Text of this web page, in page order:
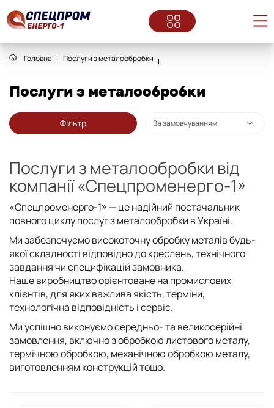
Головна Послуги з металообробки
Послуги з металообробки
Фільтр
Послуги з металообробки від
компанії «Спецпроменерго-1»
«Спецпроменерго-1» — це надійний постачальник
повного циклу послуг з металообробки в Україні.
Ми забезпечуємо високоточну обробку металів будь-
якої складності відповідно до креслень, технічного
завдання чи специфікацій замовника.
Наше виробництво орієнтоване на промислових
клієнтів, для яких важлива якість, терміни,
технологічна відповідність і сервіс.
Ми успішно виконуємо середньо- та великосерійні
замовлення, включно з обробкою листового металу,
термічною обробкою, механічною обробкою металу,
виготовленням конструкцій тощо.